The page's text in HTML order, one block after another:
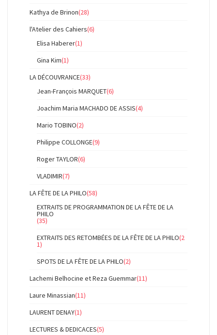
Kathya de Brinon(28)
l'Atelier des Cahiers(6)
Elisa Haberer(1)
Gina Kim(1)
LA DÉCOUVRANCE(33)
Jean-François MARQUET(6)
Joachim Maria MACHADO DE ASSIS(4)
Mario TOBINO(2)
Philippe COLLONGE(9)
Roger TAYLOR(6)
VLADIMIR(7)
LA FÊTE DE LA PHILO(58)
EXTRAITS DE PROGRAMMATION DE LA FÊTE DE LA
PHILO
(35)
EXTRAITS DES RETOMBÉES DE LA FÊTE DE LA PHILO(2
1)
SPOTS DE LA FÊTE DE LA PHILO(2)
Lachemi Belhocine et Reza Guemmar(11)
Laure Minassian(11)
LAURENT DENAY(1)
LECTURES & DEDICACES(5)